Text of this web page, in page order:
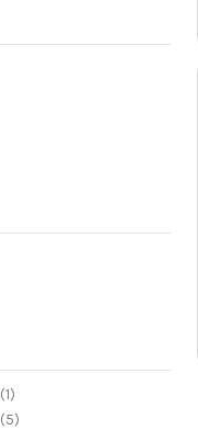
(1)
(5)